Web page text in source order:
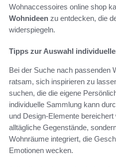
Wohnaccessoires online shop
Wohnideen zu entdecken, die
widerspiegeln.
Tipps zur Auswahl
Bei der Suche nach passenden
ratsam, sich inspirieren zu
suchen, die die eigene
individuelle Sammlung kann
und Design-Elemente
alltägliche Gegenstände,
Wohnräume integriert, die
Emotionen wecken.